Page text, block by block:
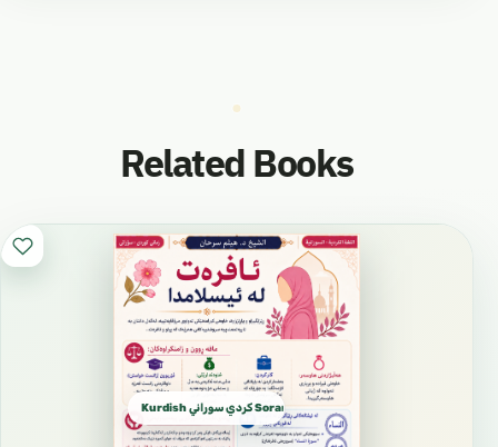
Related Books
Kurdish كردي سوراني Sorani dialect